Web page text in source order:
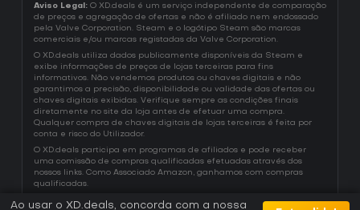
Aviso Legal: O XD.deals é um serviço independente de comparação
de preços e agregação de ofertas e não é afiliado nem endossado
pela Valve Corporation. Steam e o logótipo Steam são marcas
comerciais e/ou marcas registadas da Valve Corporation.
O XD.deals utiliza dados publicamente disponíveis da Steam e
exibe informações de preços de lojas terceiras para fins
informativos. Não vendemos produtos ou chaves digitais e não
garantimos a precisão, disponibilidade ou validade das ofertas ou
chaves digitais exibidas. Verifique sempre as condições finais
diretamente no site da loja antes de efetuar uma compra.
Qualquer compra de chaves digitais de lojas terceiras é feita por
conta e risco do Utilizador.
O XD.deals participa em programas de afiliados e pode receber
uma comissão de compras qualificadas efetuadas através dos
nossos links. Como Associado Amazon, ganhamos com compras
qualificadas.
Ao usar o XD.deals, concorda com a nossa